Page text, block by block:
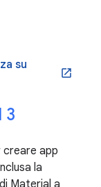
su
open_in_new
3
creare app
la
Material a